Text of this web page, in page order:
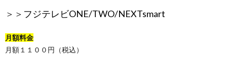
＞＞ フジテレビONE/TWO/NEXTsmart
月額料金
月額１１００円（税込）